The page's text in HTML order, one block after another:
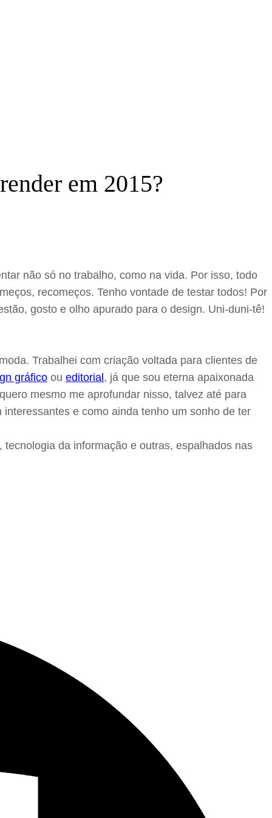
em 2015?
não só no trabalho, como na vida. Por isso, todo
recomeços. Tenho vontade de testar todos! Por
gosto e olho apurado para o design. Uni-duni-tê!
Trabalhei com criação voltada para clientes de
gráfico ou editorial, já que sou eterna apaixonada
mesmo me aprofundar nisso, talvez até para
e como ainda tenho um sonho de ter
da informação e outras, espalhados nas